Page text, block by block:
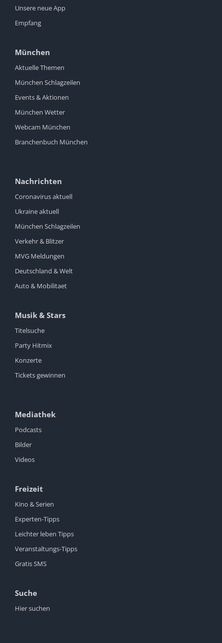
Unsere neue App
Empfang
München
Aktuelle Themen
München Schlagzeilen
Events & Aktionen
München Wetter
Webcam München
Branchenbuch München
Nachrichten
Coronavirus aktuell
Ukraine aktuell
München Schlagzeilen
Verkehr & Blitzer
MVG Meldungen
Deutschland & Welt
Auto & Mobilitaet
Musik & Stars
Titelsuche
Party Hitmix
Konzerte
Tickets gewinnen
Mediathek
Podcasts
Bilder
Videos
Freizeit
Kino & Serien
Experten-Tipps
Leichter leben Tipps
Veranstaltungs-Tipps
Gratis SMS
Suche
Hier suchen